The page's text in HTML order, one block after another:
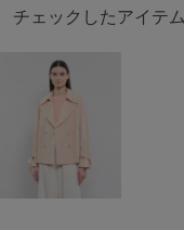
チェックしたアイテム